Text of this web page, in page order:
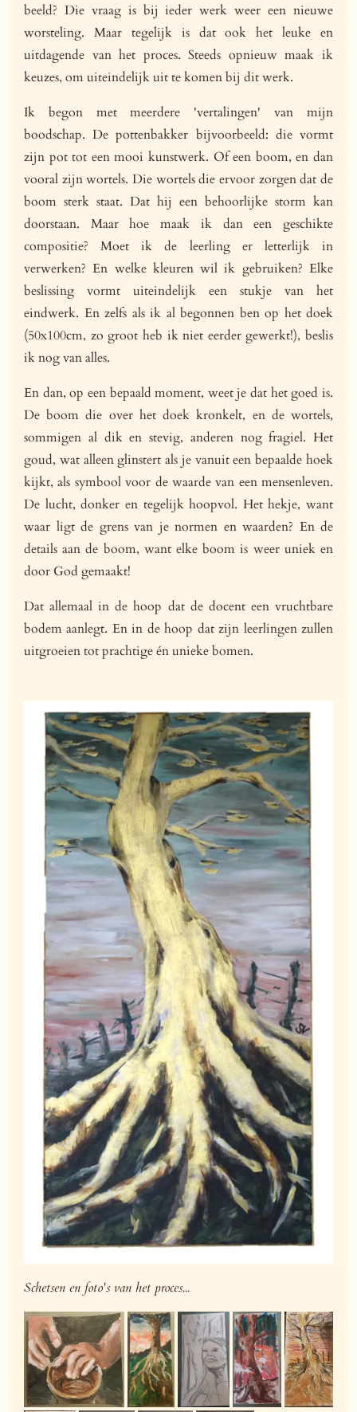
beeld? Die vraag is bij ieder werk weer een nieuwe
worsteling. Maar tegelijk is dat ook het leuke en
uitdagende van het proces. Steeds opnieuw maak ik
keuzes, om uiteindelijk uit te komen bij dit werk.
Ik begon met meerdere 'vertalingen' van mijn
boodschap. De pottenbakker bijvoorbeeld: die vormt
zijn pot tot een mooi kunstwerk. Of een boom, en dan
vooral zijn wortels. Die wortels die ervoor zorgen dat de
boom sterk staat. Dat hij een behoorlijke storm kan
doorstaan. Maar hoe maak ik dan een geschikte
compositie? Moet ik de leerling er letterlijk in
verwerken? En welke kleuren wil ik gebruiken? Elke
beslissing vormt uiteindelijk een stukje van het
eindwerk. En zelfs als ik al begonnen ben op het doek
(50x100cm, zo groot heb ik niet eerder gewerkt!), beslis
ik nog van alles.
En dan, op een bepaald moment, weet je dat het goed is.
De boom die over het doek kronkelt, en de wortels,
sommigen al dik en stevig, anderen nog fragiel. Het
goud, wat alleen glinstert als je vanuit een bepaalde hoek
kijkt, als symbool voor de waarde van een mensenleven.
De lucht, donker en tegelijk hoopvol. Het hekje, want
waar ligt de grens van je normen en waarden? En de
details aan de boom, want elke boom is weer uniek en
door God gemaakt!
Dat allemaal in de hoop dat de docent een vruchtbare
bodem aanlegt. En in de hoop dat zijn leerlingen zullen
uitgroeien tot prachtige én unieke bomen.
Schetsen en foto's van het proces...